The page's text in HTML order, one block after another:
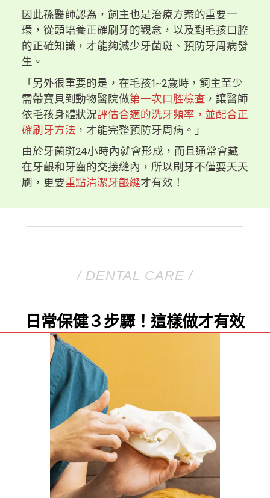
因此孫醫師認為，飼主也是治療方案的重要一
環，從頭培養正確刷牙的觀念，以及對毛孩口腔
的正確知識，才能夠減少牙菌斑、預防牙周病發
生。
「另外很重要的是，在毛孩1~2歲時，飼主至少
需帶寶貝到動物醫院做第一次口腔檢查 ，讓醫師
依毛孩身體狀況評估合適的洗牙頻率，並配合正
確刷牙方法 ，才能完整預防牙周病。」
由於牙菌斑24小時內就會形成，而且通常會藏
在牙齦和牙齒的交接縫內，所以刷牙不僅要天天
刷，更要重點清潔牙齦縫才有效！
/ DENTAL CARE /
日常保健３步驟！這樣做才有效